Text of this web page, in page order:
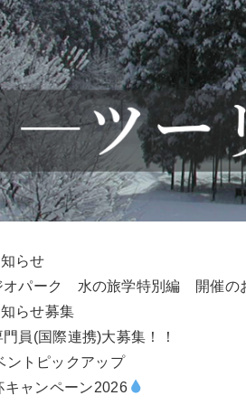
らせ
オパーク 水の旅学特別編 開催の
らせ募集
員(国際連携)大募集！！
ント ピックアップ
キャンペーン2026